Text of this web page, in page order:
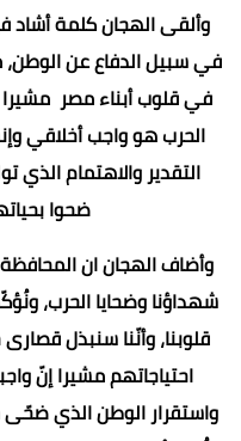
وألقى الهجان كلمة أشاد
في سبيل الدفاع عن
في قلوب أبناء مصر مشيرا
الحرب هو واجب أخلاقي
التقدير والاهتمام الذي
ضحوا
وأضاف الهجان ان
شهداؤنا وضحايا الحرب،
قلوبنا، وأنّنا سنبذل
احتياجاتهم مشيرا إنّ
واستقرار الوطن الذي ضحّى